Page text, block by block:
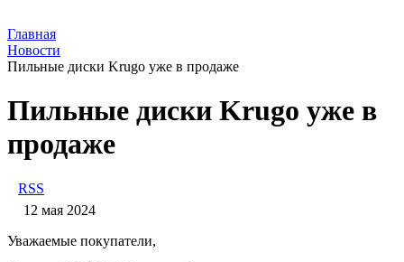
Главная
Новости
Пильные диски Krugo уже в продаже
Пильные диски Krugo уже в
продаже
RSS
12 мая 2024
Уважаемые покупатели,